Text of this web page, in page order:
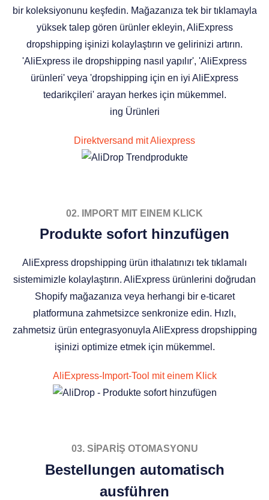
bir koleksiyonunu keşfedin. Mağazanıza tek bir tıklamayla
yüksek talep gören ürünler ekleyin, AliExpress
dropshipping işinizi kolaylaştırın ve gelirinizi artırın.
'AliExpress ile dropshipping nasıl yapılır', 'AliExpress
ürünleri' veya 'dropshipping için en iyi AliExpress
tedarikçileri' arayan herkes için mükemmel.
ing Ürünleri
Direktversand mit Aliexpress
02. IMPORT MIT EINEM KLICK
Produkte sofort hinzufügen
AliExpress dropshipping ürün ithalatınızı tek tıklamalı
sistemimizle kolaylaştırın. AliExpress ürünlerini doğrudan
Shopify mağazanıza veya herhangi bir e-ticaret
platformuna zahmetsizce senkronize edin. Hızlı,
zahmetsiz ürün entegrasyonuyla AliExpress dropshipping
işinizi optimize etmek için mükemmel.
AliExpress-Import-Tool mit einem Klick
03. SİPARİŞ OTOMASYONU
Bestellungen automatisch
ausführen